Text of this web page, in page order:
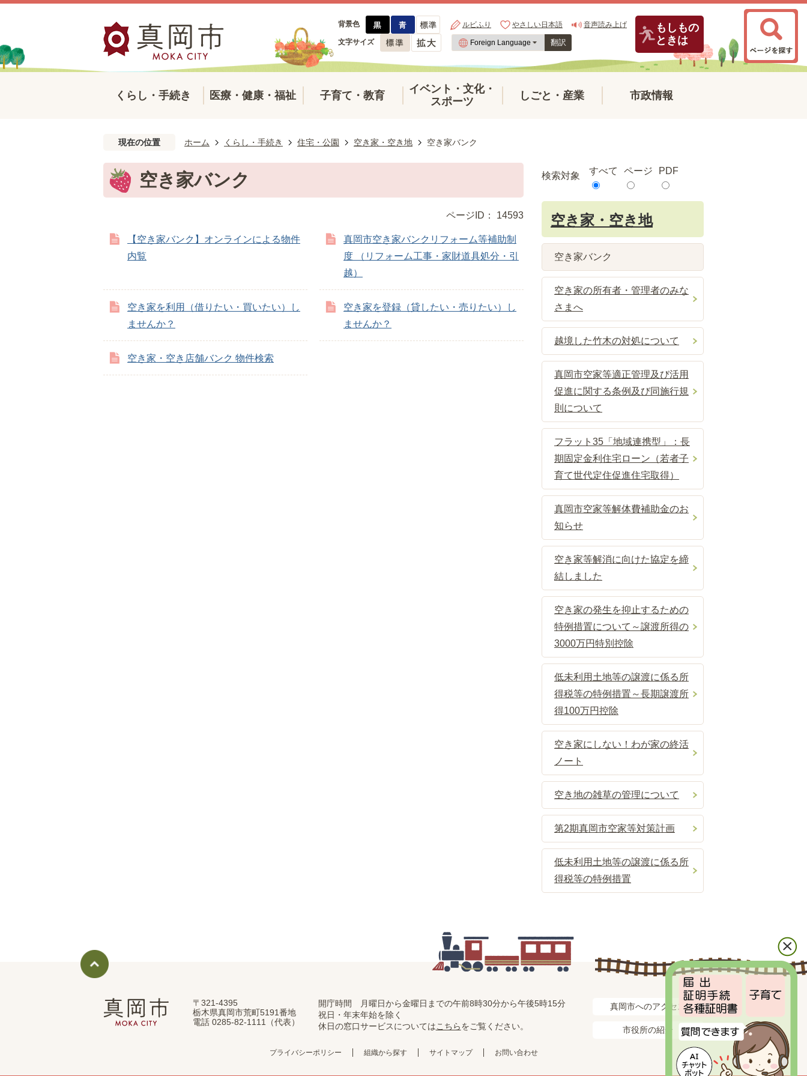
背景色 ルビふり やさしい日本語 音声読み上げ
文字サイズ 翻訳
もしもの
ときは
くらし・手続き 医療・健康・福祉 子育て・教育
イベント・文化・
スポーツ
しごと・産業 市政情報
現在の位置 ホーム くらし・手続き 住宅・公園 空き家・空き地 空き家バンク
空き家バンク
ページID： 14593
【空き家バンク】オンラインによる物件
内覧
真岡市空き家バンクリフォーム等補助制
度 （リフォーム工事・家財道具処分・引
越）
空き家を利用（借りたい・買いたい）し
ませんか？
空き家を登録（貸したい・売りたい）し
ませんか？
空き家・空き店舗バンク 物件検索
検索対象 すべて ページ PDF
空き家・空き地
空き家バンク
空き家の所有者・管理者のみな
さまへ
越境した竹木の対処について
真岡市空家等適正管理及び活用
促進に関する条例及び同施行規
則について
フラット35「地域連携型」：長
期固定金利住宅ローン（若者子
育て世代定住促進住宅取得）
真岡市空家等解体費補助金のお
知らせ
空き家等解消に向けた協定を締
結しました
空き家の発生を抑止するための
特例措置について～譲渡所得の
3000万円特別控除
低未利用土地等の譲渡に係る所
得税等の特例措置～長期譲渡所
得100万円控除
空き家にしない！わが家の終活
ノート
空き地の雑草の管理について
第2期真岡市空家等対策計画
低未利用土地等の譲渡に係る所
得税等の特例措置
真
岡
〒321-4395
栃木県真岡市荒町5191番地
電話 0285-82-1111（代表）
開庁時間 月曜日から金曜日までの午前8時30分から午後5時15分
祝日・年末年始を除く
休日の窓口サービスについてはこちらをご覧ください。
真岡市へのアクセス
市役所の紹介
プライバシーポリシー 組織から探す サイトマップ お問い合わせ